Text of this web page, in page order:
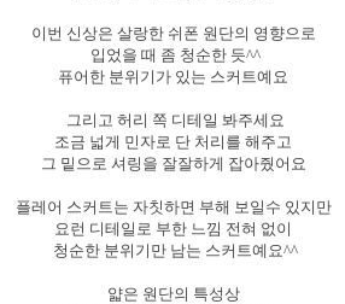
이번 신상은 살랑한 쉬폰 원단의 영향으로
입었을 때 좀 청순한 듯^^
퓨어한 분위기가 있는 스커트예요
그리고 허리 쪽 디테일 봐주세요
조금 넓게 민자로 단 처리를 해주고
그 밑으로 셔링을 잘잘하게 잡아줬어요
플레어 스커트는 자칫하면 부해 보일수 있지만
요런 디테일로 부한 느낌 전혀 없이
청순한 분위기만 남는 스커트예요^^
얇은 원단의 특성상